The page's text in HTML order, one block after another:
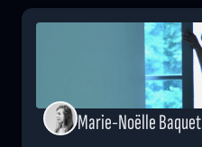
Marie-Noëlle Baquet